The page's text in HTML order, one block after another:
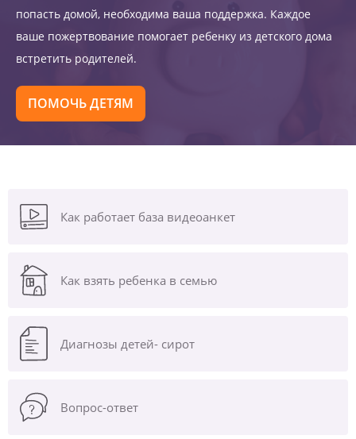
попасть домой, необходима ваша поддержка. Каждое
ваше пожертвование помогает ребенку из детского дома
встретить родителей.
ПОМОЧЬ ДЕТЯМ
Как работает база видеоанкет
Как взять ребенка в семью
Диагнозы детей- сирот
Вопрос-ответ